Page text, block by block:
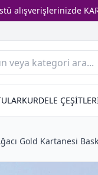
alışverişlerinizde
KURDELE
Gold Kartanesi